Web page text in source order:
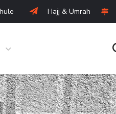
Hajj & Umrah